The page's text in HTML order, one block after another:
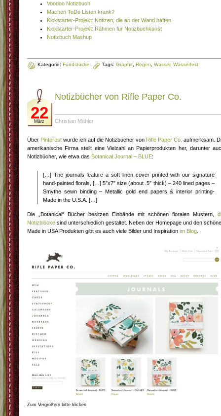
Voodoo Notizbuch
Machen ToDo Listen krank?
Kickstarter-Projekt: Notizen, die an der Wand haften
Kickstarter-Projekt: Rahmen für Notizbuchkunst
Notizbuch Mashup
Kategorie: Fundstücke Tags: Graphit, Regen, Wasser, Wasserfest
22
März
Notizbücher von Rifle Paper Co.
Christian Mähler
Über Pinterest wurde ich auf die Notizbücher von Rifle Paper Co. aufmerksam.
amerikanische Firma stellt eine Vielzahl an Papierprodukten her, darunter
Notizbücher, wie etwa das Botanical Journal – BLUE:
[…] The journals feature a soft linen cover printed with our signature
hand-painted florals, […] 5″x7″ size (about .5″ thick) – 240 lined pages –
Smythe sewn binding – Metallic gold end papers & interior printing-
Made in the U.S.A. […]
Die „Botanical“ Bücher besitzen Einbände mit schönen floralen Mustern,
Notizblöcke sind unterschiedlich gestaltet. Neben der Homepage und den
Made in USA Produkten gibt es auch viele Bilder und Inspiration im Blog
Zum Vergrößern bitte klicken